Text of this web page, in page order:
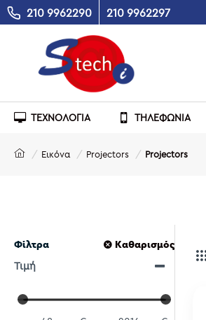
210 9962290 210 9962297
ΤΕΧΝΟΛΟΓΙΑ ΤΗΛΕΦΩΝΙΑ
Εικόνα Projectors Projectors
Φίλτρα Καθαρισμός
Τιμή